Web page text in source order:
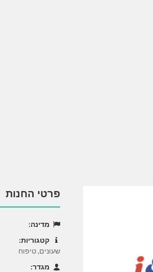
פרטי החנות
מדינה:
קטגוריות:
שעונים, טיפוח
מגדר: